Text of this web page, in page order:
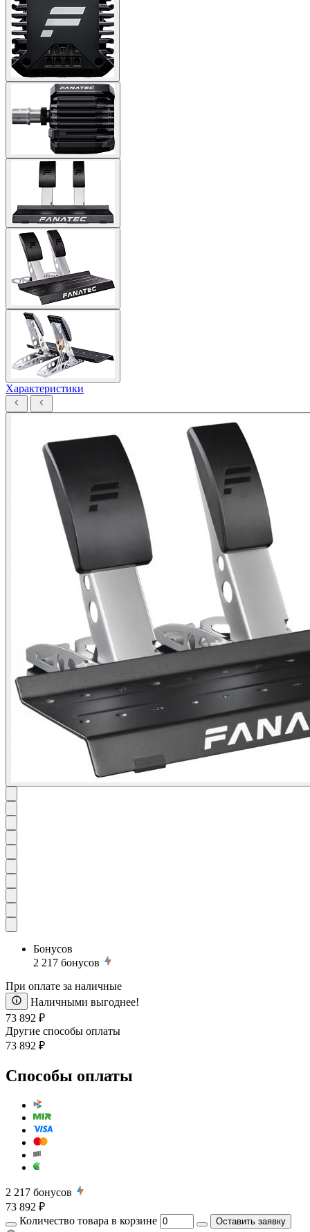
Характеристики
Бонусов
2 217 бонусов
При оплате за наличные
Наличными выгоднее!
73 892 ₽
Другие способы оплаты
73 892 ₽
Способы оплаты
2 217 бонусов
73 892 ₽
Количество товара в корзине
Оставить заявку